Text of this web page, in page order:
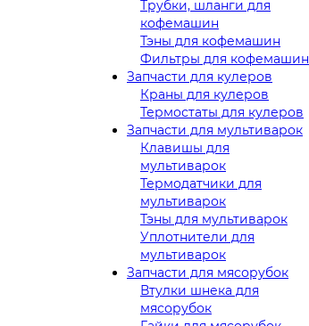
Трубки, шланги для
кофемашин
Тэны для кофемашин
Фильтры для кофемашин
Запчасти для кулеров
Краны для кулеров
Термостаты для кулеров
Запчасти для мультиварок
Клавишы для
мультиварок
Термодатчики для
мультиварок
Тэны для мультиварок
Уплотнители для
мультиварок
Запчасти для мясорубок
Втулки шнека для
мясорубок